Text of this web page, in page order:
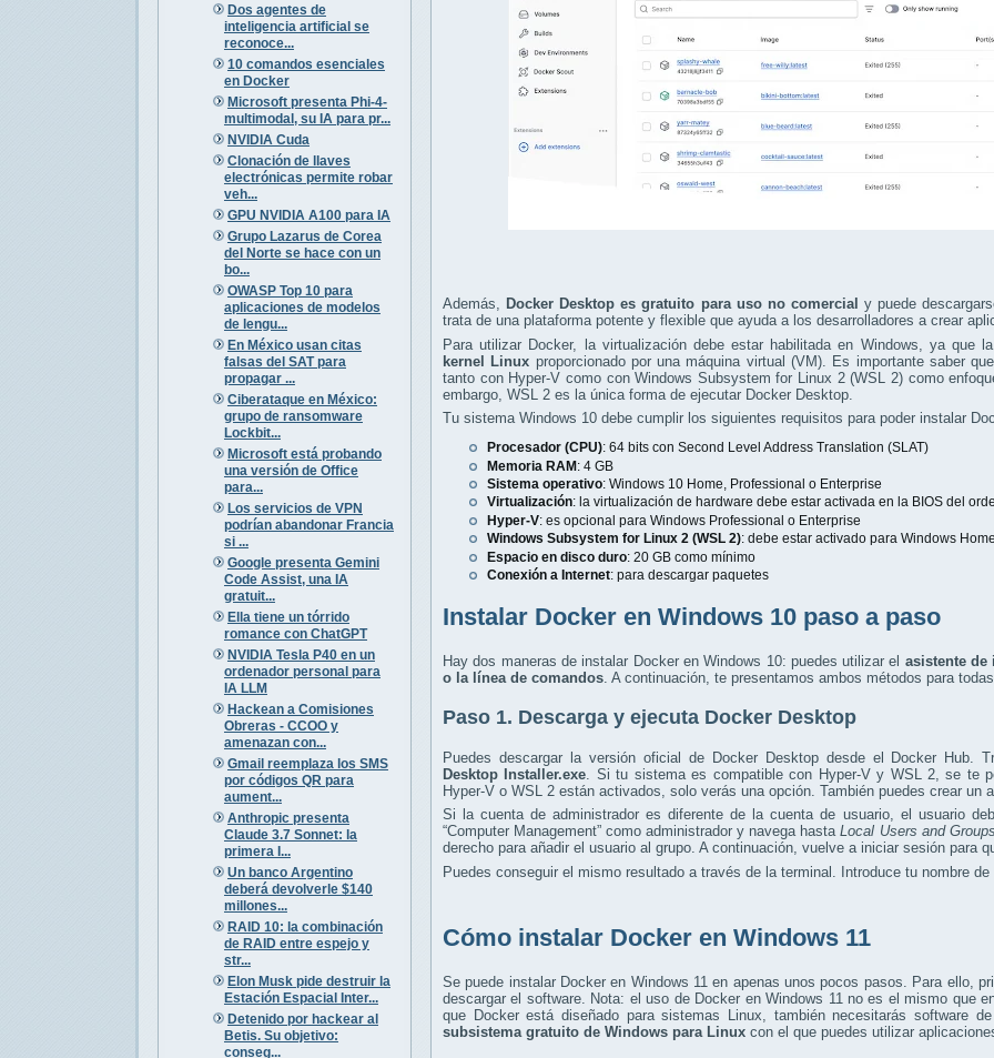
Dos agentes de
inteligencia artificial se
reconoce...
10 comandos esenciales
en Docker
Microsoft presenta Phi-4-
multimodal, su IA para pr...
NVIDIA Cuda
Clonación de llaves
electrónicas permite robar
veh...
GPU NVIDIA A100 para IA
Grupo Lazarus de Corea
del Norte se hace con un
bo...
OWASP Top 10 para
aplicaciones de modelos
de lengu...
En México usan citas
falsas del SAT para
propagar ...
Ciberataque en México:
grupo de ransomware
Lockbit...
Microsoft está probando
una versión de Office
para...
Los servicios de VPN
podrían abandonar Francia
si ...
Google presenta Gemini
Code Assist, una IA
gratuit...
Ella tiene un tórrido
romance con ChatGPT
NVIDIA Tesla P40 en un
ordenador personal para
IA LLM
Hackean a Comisiones
Obreras - CCOO y
amenazan con...
Gmail reemplaza los SMS
por códigos QR para
aument...
Anthropic presenta
Claude 3.7 Sonnet: la
primera I...
Un banco Argentino
deberá devolverle $140
millones...
RAID 10: la combinación
de RAID entre espejo y
str...
Elon Musk pide destruir la
Estación Espacial Inter...
Detenido por hackear al
Betis. Su objetivo:
conseg...
Además, Docker Desktop es gratuito para uso no comercial y puede
trata de una plataforma potente y flexible que ayuda a los desarrolladores a crear
Para utilizar Docker, la virtualización debe estar habilitada en Windows, ya que
kernel Linux proporcionado por una máquina virtual (VM). Es importante saber
tanto con Hyper-V como con Windows Subsystem for Linux 2 (WSL 2) como
embargo, WSL 2 es la única forma de ejecutar Docker Desktop.
Tu sistema Windows 10 debe cumplir los siguientes requisitos para poder instalar
Procesador (CPU): 64 bits con Second Level Address Translation (SLAT)
Memoria RAM: 4 GB
Sistema operativo: Windows 10 Home, Professional o Enterprise
Virtualización: la virtualización de hardware debe estar activada en la BIOS del
Hyper-V: es opcional para Windows Professional o Enterprise
Windows Subsystem for Linux 2 (WSL 2): debe estar activado para Windows
Espacio en disco duro: 20 GB como mínimo
Conexión a Internet: para descargar paquetes
Instalar Docker en Windows 10 paso a paso
Hay dos maneras de instalar Docker en Windows 10: puedes utilizar el asistente
o la línea de comandos . A continuación, te presentamos ambos métodos para
Paso 1. Descarga y ejecuta Docker Desktop
Puedes descargar la versión oficial de Docker Desktop desde el Docker Hub.
Desktop Installer.exe . Si tu sistema es compatible con Hyper-V y WSL 2, se te
Hyper-V o WSL 2 están activados, solo verás una opción. También puedes crear un
Si la cuenta de administrador es diferente de la cuenta de usuario, el usuario
“Computer Management” como administrador y navega hastaLocal Users and
derecho para añadir el usuario al grupo. A continuación, vuelve a iniciar sesión para
Puedes conseguir el mismo resultado a través de la terminal. Introduce tu nombre
Cómo instalar Docker en Windows 11
Se puede instalar Docker en Windows 11 en apenas unos pocos pasos. Para ello,
descargar el software. Nota: el uso de Docker en Windows 11 no es el mismo que
que Docker está diseñado para sistemas Linux, también necesitarás software
subsistema gratuito de Windows para Linux con el que puedes utilizar